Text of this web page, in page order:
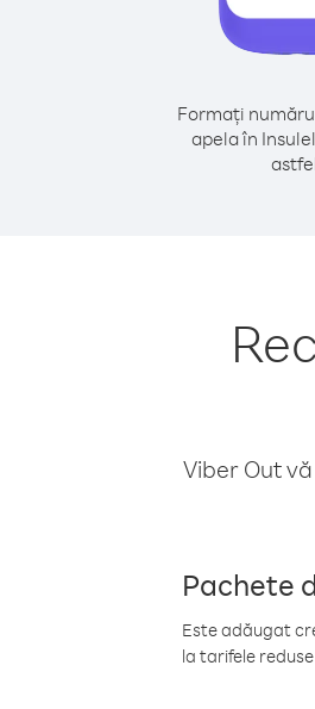
Formați
apela în
Viber Out
Pachete
Este adăugat
la tarifele